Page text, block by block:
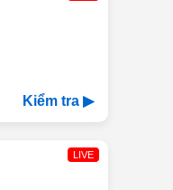
Kiểm tra ▶
LIVE